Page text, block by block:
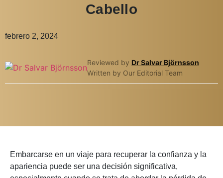
Cabello
febrero 2, 2024
Reviewed by Dr Salvar Björnsson
Written by Our Editorial Team
Embarcarse en un viaje para recuperar la confianza y la
apariencia puede ser una decisión significativa,